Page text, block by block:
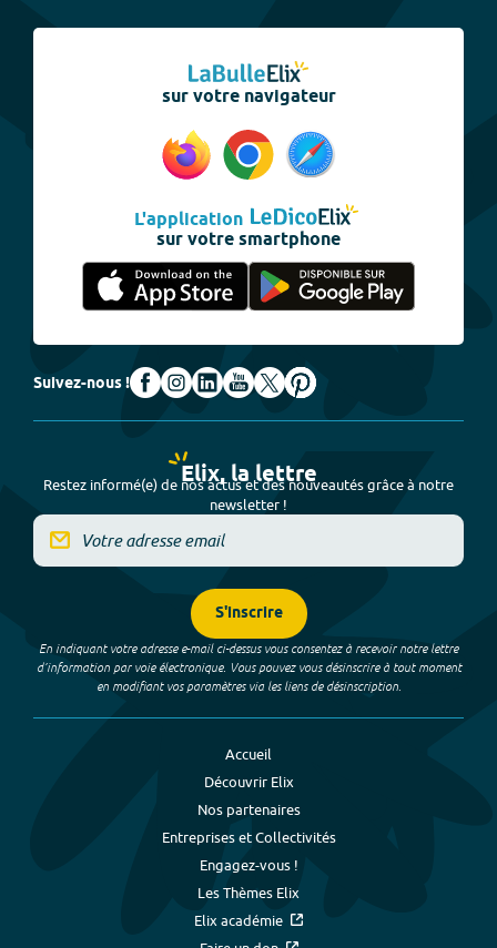
sur votre navigateur
L'application
sur votre smartphone
Suivez-nous !
Elix, la lettre
Restez informé(e) de nos actus et des nouveautés grâce à notre
newsletter !
S'inscrire
En indiquant votre adresse e-mail ci-dessus vous consentez à recevoir notre lettre
d’information par voie électronique. Vous pouvez vous désinscrire à tout moment
en modifiant vos paramètres via les liens de désinscription.
Accueil
Découvrir Elix
Nos partenaires
Entreprises et Collectivités
Engagez-vous !
Les Thèmes Elix
Elix académie